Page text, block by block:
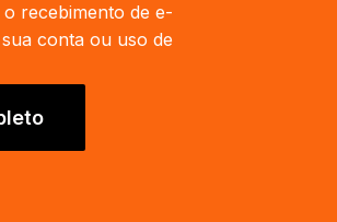
recebimento de e-
conta ou uso de